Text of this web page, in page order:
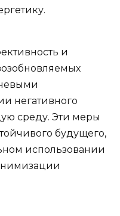
и
негативного
среду. Эти меры
будущего,
использовании